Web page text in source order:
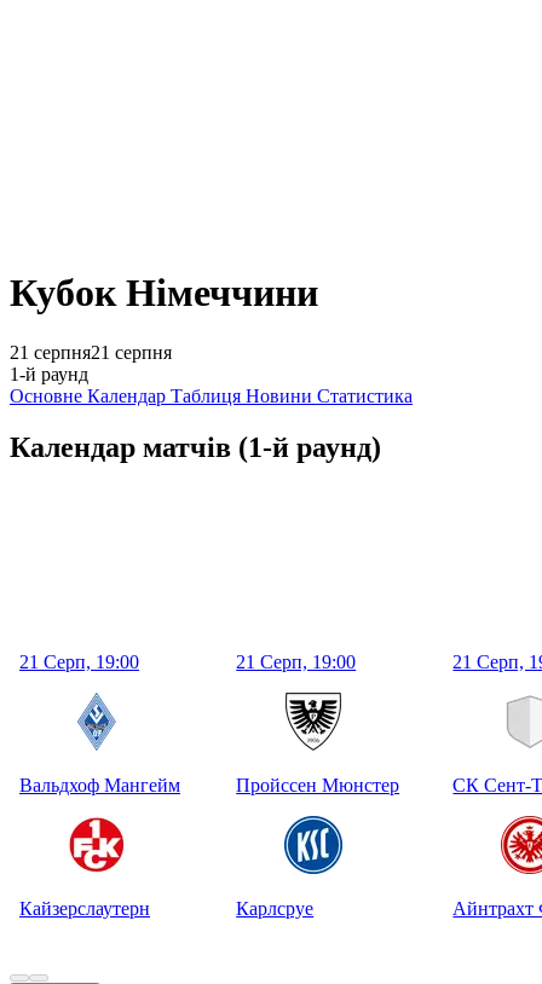
Кубок Німеччини
21 серпня21 серпня
1-й раунд
Основне Календар Таблиця Новини Статистика
Календар матчів (1-й раунд)
21 Серп, 19:00
Вальдхоф Мангейм
Кайзерслаутерн
21 Серп, 19:00
Пройссен Мюнстер
Карлсруе
21 Серп,
СК Сент-
Айнтрахт